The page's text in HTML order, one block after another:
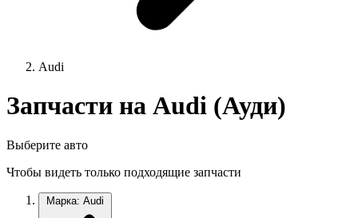
Audi
Запчасти на Audi (Ауди)
Выберите авто
Чтобы видеть только подходящие запчасти
Марка: Audi